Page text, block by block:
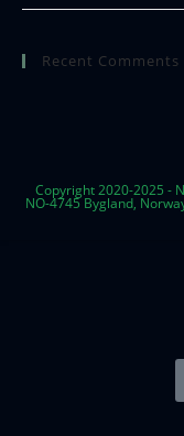
Recent Comments
Copyright 2020-2025 -
NO-4745 Bygland,